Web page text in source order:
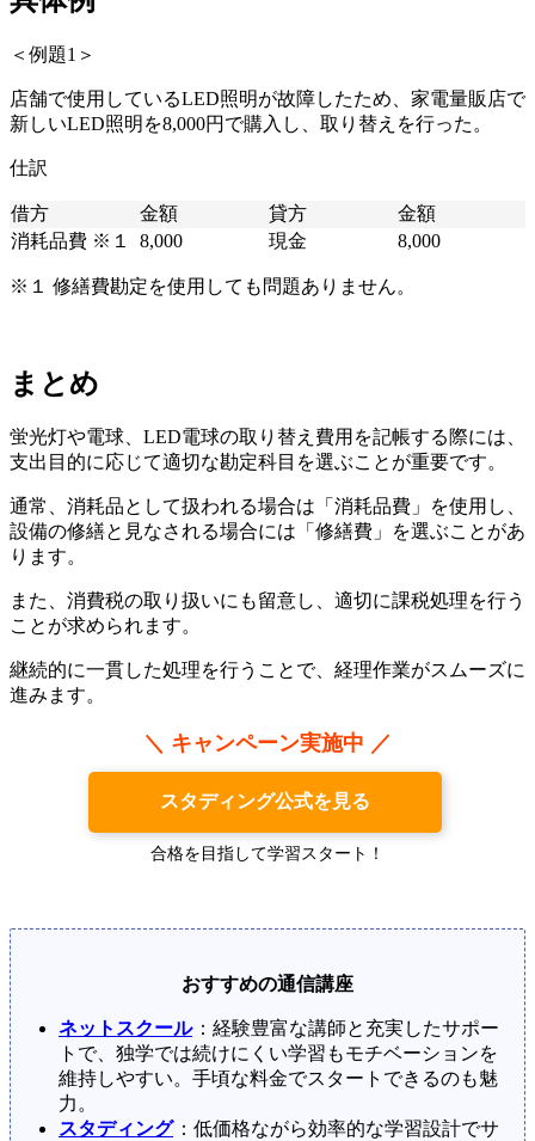
＜例題1＞
店舗で使用しているLED照明が故障したため、家電量販店で
新しいLED照明を8,000円で購入し、取り替えを行った。
仕訳
借方 金額 貸方
金額
消耗品費 ※１
8,000 現金 8,000
※１ 修繕費勘定を使用しても問題ありません。
まとめ
蛍光灯や電球、LED電球の取り替え費用を記帳する際には、
支出目的に応じて適切な勘定科目を選ぶことが重要です。
通常、消耗品として扱われる場合は「消耗品費」を使用し、
設備の修繕と見なされる場合には「修繕費」を選ぶことがあ
ります。
また、消費税の取り扱いにも留意し、適切に課税処理を行う
ことが求められます。
継続的に一貫した処理を行うことで、経理作業がスムーズに
進みます。
＼ キャンペーン実施中 ／
スタディング公式を見る
合格を目指して学習スタート！
おすすめの通信講座
ネットスクール ：経験豊富な講師と充実したサポー
トで、独学では続けにくい学習もモチベーションを
維持しやすい。手頃な料金でスタートできるのも魅
力。
スタディング ：低価格ながら効率的な学習設計でサ